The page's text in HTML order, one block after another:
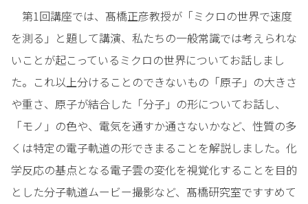
第1回講座では、髙橋正彦教授が「ミクロの世界で速度
を測る」と題して講演、私たちの一般常識では考えられな
いことが起こっているミクロの世界についてお話しまし
た。これ以上分けることのできないもの「原子」の大きさ
や重さ、原子が結合した「分子」の形についてお話し、
「モノ」の色や、電気を通すか通さないかなど、性質の多
くは特定の電子軌道の形できまることを解説しました。化
学反応の基点となる電子雲の変化を視覚化することを目的
とした分子軌道ムービー撮影など、髙橋研究室ですすめて